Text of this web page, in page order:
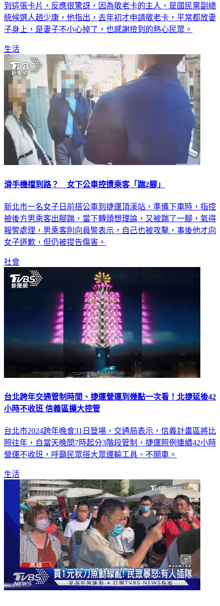
到這張卡片，反應很驚訝，因為敬老卡的主人，是國民黨副總
統候選人趙少康，他指出，去年初才申請敬老卡，平常都放妻
子身上，是妻子不小心掉了，也感謝撿到的熱心民眾。
生活
滑手機擋到路？ 女下公車控遭乘客「踹2腳」
新北市一名女子日前搭公車到捷運頂溪站，準備下車時，指控
被後方男乘客出腳踹，當下轉頭想理論，又被踹了一腳，氣得
報警處理，男乘客則向員警表示，自己也被攻擊，事後他才向
女子道歉，但仍被提告傷害。
社會
台北跨年交通管制時間、捷運營運到幾點一次看！北捷延後42
小時不收班 信義區擴大控管
台北市2024跨年晚會31日登場，交通局表示，信義計畫區將比
照往年，自當天晚間7時起分3階段管制，捷運照例連續42小時
營運不收班，呼籲民眾搭大眾運輸工具、不開車。
生活